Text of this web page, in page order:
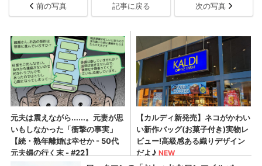
前の写真 記事に戻る 次の写真